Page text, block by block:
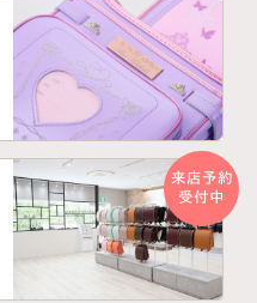
来店予約
受付中